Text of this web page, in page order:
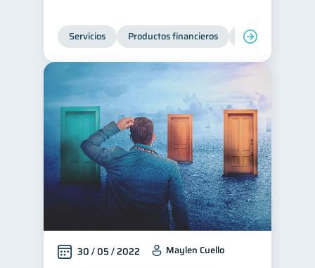
Deudas 10
Entidad financiera
Préstamos Ahorro
Consejos 6
Tarjeta de crédito
Historial crediticio 6
Ciberseguridad 5
Servicios 4
Derechos & Deberes 4
Superintendencia de Bancos 4
Inversiones 2
Servicios Productos financieros Inclusión
30 / 05 / 2022 Maylen Cuello